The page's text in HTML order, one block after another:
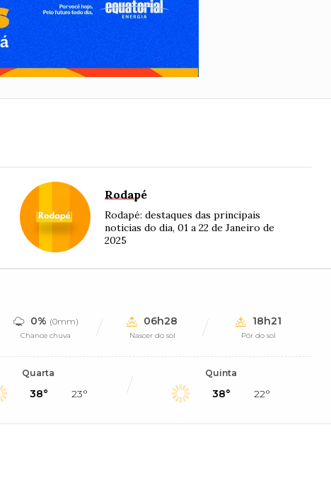
Rodapé
Rodapé: destaques das principais
noticias do dia, 01 a 22 de Janeiro de
2025
0% (0mm)
Chance chuva
06h28
Nascer do sol
18h21
Pôr do sol
Quarta
38° 23°
Quinta
38° 22°